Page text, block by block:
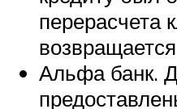
перерасчета
Альфа банк.